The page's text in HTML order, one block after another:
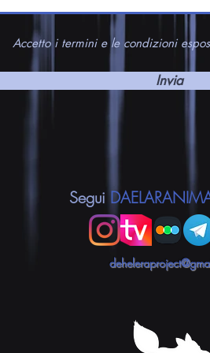
Accetto i termini e le condizioni
Invia
Segui